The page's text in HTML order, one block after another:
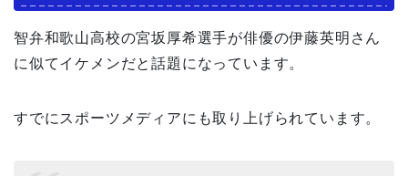
智弁和歌山高校の宮坂厚希選手が俳優の伊藤英明さん
に似てイケメンだと話題になっています。
すでにスポーツメディアにも取り上げられています。